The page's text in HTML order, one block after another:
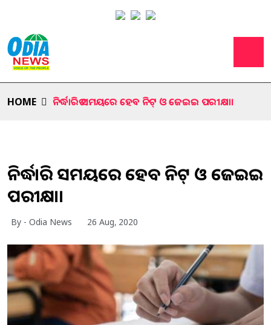
HOME ନିର୍ଦ୍ଧାରିତ ସମୟରେ ହେବ ନିଟ୍ ଓ ଜେଇଇ ପରୀକ୍ଷା।
ନିର୍ଦ୍ଧାରିତ ସମୟରେ ହେବ ନିଟ୍ ଓ ଜେଇଇ
ପରୀକ୍ଷା।
By - Odia News 26 Aug, 2020